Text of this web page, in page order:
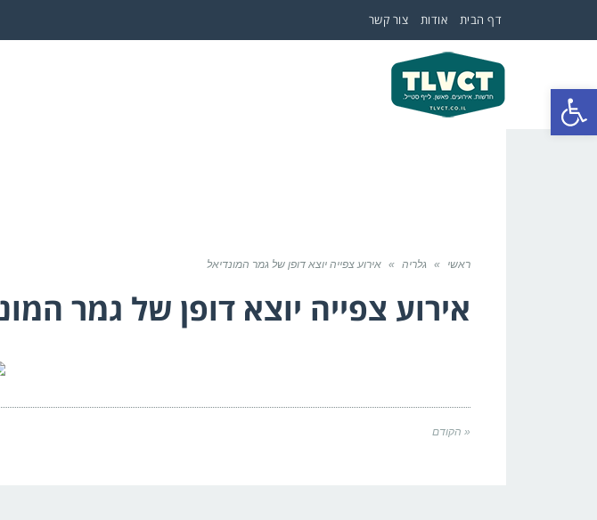
פתח סרגל נגישות
דף הבית אודות צור קשר
ראשי » גלריה » אירוע צפייה יוצא דופן של גמר המונדיאל
אירוע צפייה יוצא דופן של גמר
« הקודם